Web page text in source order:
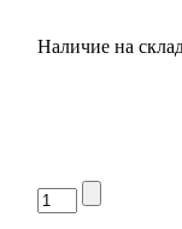
Наличие на